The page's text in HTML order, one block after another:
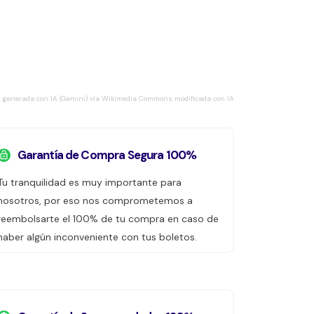
generada con IA (Gemini) vía Wikimedia Commons modificada con IA
Garantía de Compra Segura 100%
tranquilidad es muy importante para
por eso nos comprometemos a
el 100% de tu compra en caso de
algún inconveniente con tus boletos.